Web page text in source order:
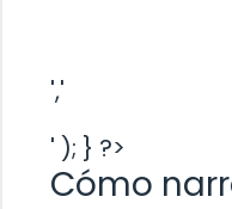
','
' ); } ?>
Cómo